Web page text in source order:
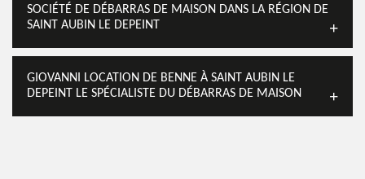
SOCIÉTÉ DE DÉBARRAS DE MAISON DANS LA RÉGION DE
SAINT AUBIN LE DEPEINT
GIOVANNI LOCATION DE BENNE À SAINT AUBIN LE
DEPEINT LE SPÉCIALISTE DU DÉBARRAS DE MAISON